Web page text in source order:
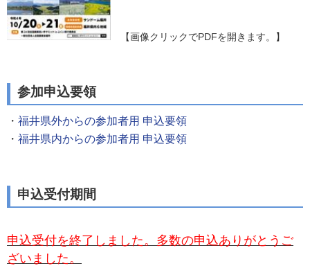
【画像クリックでPDFを開きます。】
参加申込要領
・ 福井県外からの参加者用 申込要領
・ 福井県内からの参加者用 申込要領
申込受付期間
申込受付を終了しました。多数の申込ありがとうご
ざいました。